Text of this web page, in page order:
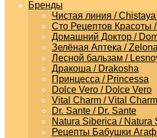
Бренды
Чистая линия /
Сто Рецептов Красоты
Домашний Доктор /
Зелёная Аптека /
Лесной бальзам /
Дракоша / Drakosha
Принцесса / Princessa
Dolce Vero / Dolce Vero
Vital Charm / Vital Charm
Dr. Sante / Dr. Sante
Natura Siberica / Natura
Рецепты Бабушки